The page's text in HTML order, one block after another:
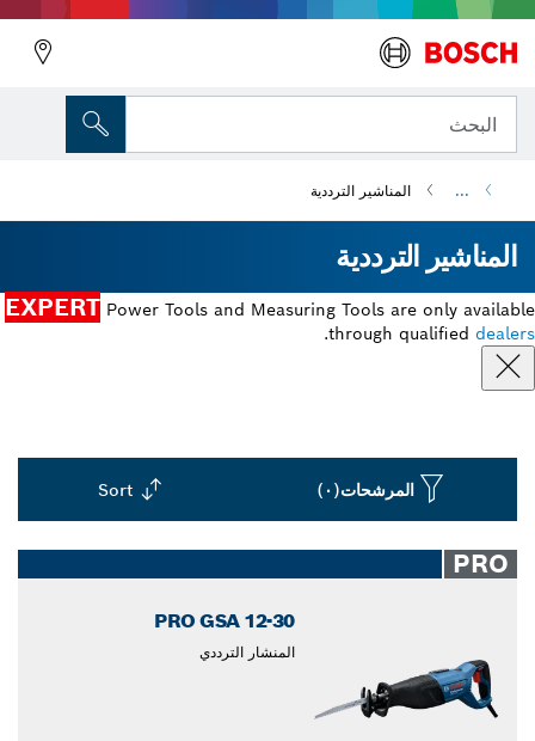
البحث
... المناشير الترددية
المناشير الترددية
EXPERT Power Tools and Measuring Tools are only available
through qualified dealers
.
المرشحات(٠) Sort
closed
PRO
PRO GSA 12-30
المنشار الترددي